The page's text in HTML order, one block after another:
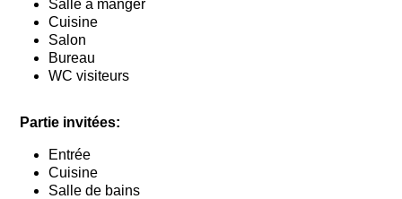
Salle à manger
Cuisine
Salon
Bureau
WC visiteurs
Partie invitées:
Entrée
Cuisine
Salle de bains